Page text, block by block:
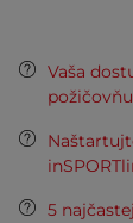
Vaša
požičovňu
5